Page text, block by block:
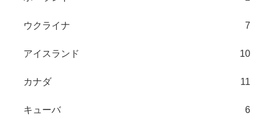
ウクライナ 7
アイスランド 10
カナダ 11
キューバ 6